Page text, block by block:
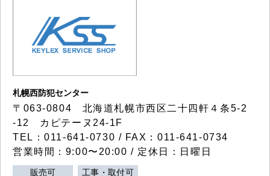
札幌西防犯センター
〒063-0804 北海道札幌市西区二十四軒４条5-2
-12 カピテーヌ24-1F
TEL：011-641-0730 / FAX：011-641-0734
営業時間：9:00〜20:00 / 定休日：日曜日
販売可 工事・取付可